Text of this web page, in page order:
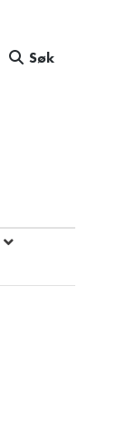
Søk